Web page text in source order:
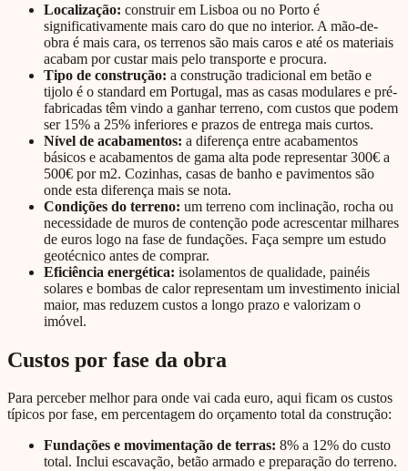
Localização: construir em Lisboa ou no Porto é
significativamente mais caro do que no interior. A mão-de-
obra é mais cara, os terrenos são mais caros e até os materiais
acabam por custar mais pelo transporte e procura.
Tipo de construção: a construção tradicional em betão e
tijolo é o standard em Portugal, mas as casas modulares e pré-
fabricadas têm vindo a ganhar terreno, com custos que podem
ser 15% a 25% inferiores e prazos de entrega mais curtos.
Nível de acabamentos: a diferença entre acabamentos
básicos e acabamentos de gama alta pode representar 300€ a
500€ por m2. Cozinhas, casas de banho e pavimentos são
onde esta diferença mais se nota.
Condições do terreno: um terreno com inclinação, rocha ou
necessidade de muros de contenção pode acrescentar milhares
de euros logo na fase de fundações. Faça sempre um estudo
geotécnico antes de comprar.
Eficiência energética: isolamentos de qualidade, painéis
solares e bombas de calor representam um investimento inicial
maior, mas reduzem custos a longo prazo e valorizam o
imóvel.
Custos por fase da obra
Para perceber melhor para onde vai cada euro, aqui ficam os custos
típicos por fase, em percentagem do orçamento total da construção:
Fundações e movimentação de terras: 8% a 12% do custo
total. Inclui escavação, betão armado e preparação do terreno.